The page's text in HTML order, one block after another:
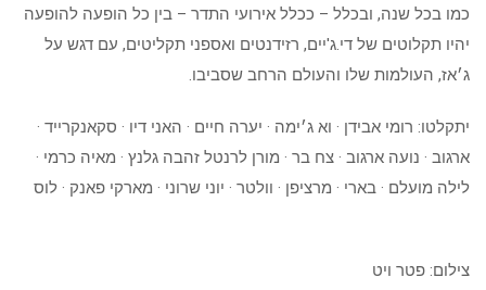
כמו בכל שנה, ובכלל – ככלל אירועי התדר – בין כל הופעה להופעה
יהיו תקלוטים של די.ג'יים, רזידנטים ואספני תקליטים, עם דגש על
ג׳אז, העולמות שלו והעולם הרחב שסביבו.
יתקלטו: רומי אבידן · וא ג׳ימה · יערה חיים · האני דיו · סקאנקרייד ·
ארגוב · נועה ארגוב · צח בר · מורן לרנטל זהבה גלנץ · מאיה כרמי ·
לילה מועלם · בארי · מרציפן · וולטר · יוני שרוני · מארקי פאנק · לוס
צילום: פטר ויט